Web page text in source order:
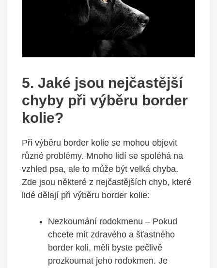
5. Jaké jsou nejčastější
chyby při výběru border
kolie?
Při výběru border kolie se mohou objevit
různé problémy. Mnoho lidí se spoléhá na
vzhled psa, ale to může být velká chyba.
Zde jsou některé z nejčastějších chyb, které
lidé dělají při výběru border kolie:
Nezkoumání rodokmenu – Pokud
chcete mít zdravého a šťastného
border koli, měli byste pečlivě
prozkoumat jeho rodokmen. Je